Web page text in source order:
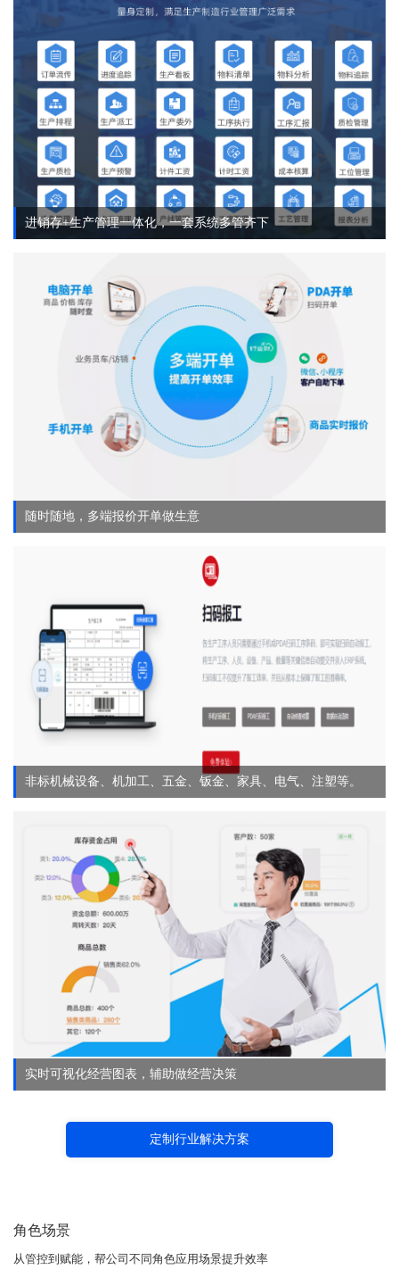
进销存+生产管理一体化，一套系统多管齐下
随时随地，多端报价开单做生意
非标机械设备、机加工、五金、钣金、家具、电气、注塑等。
实时可视化经营图表，辅助做经营决策
定制行业解决方案
角色场景
从管控到赋能，帮公司不同角色应用场景提升效率